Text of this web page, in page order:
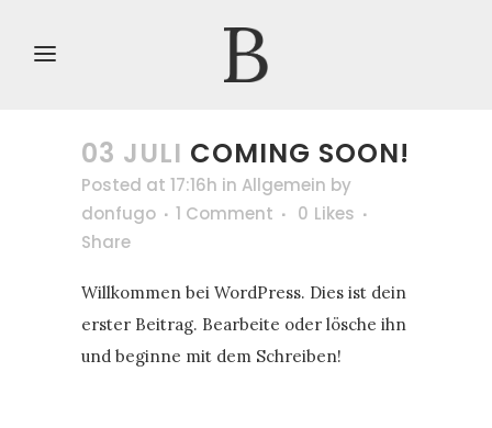
03 JULI COMING SOON!
Posted at 17:16h in Allgemein by
donfugo
1 Comment 0 Likes
Share
Willkommen bei WordPress. Dies ist dein
erster Beitrag. Bearbeite oder lösche ihn
und beginne mit dem Schreiben!